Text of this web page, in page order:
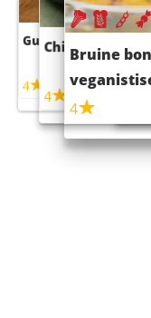
Guacamole
4
Chili con carne
4
Bruine
4